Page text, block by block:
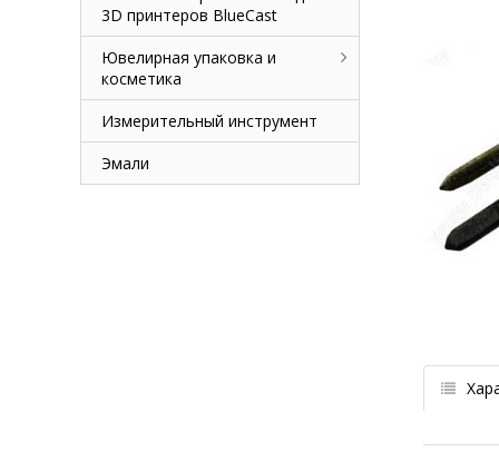
3D принтеров BlueCast
Ювелирная упаковка и
косметика
Измерительный инструмент
Эмали